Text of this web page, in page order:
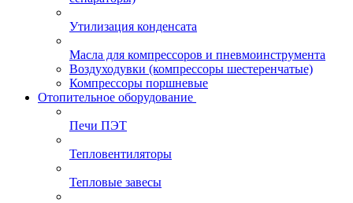
Утилизация конденсата
Масла для компрессоров и пневмоинструмента
Воздуходувки (компрессоры шестеренчатые)
Компрессоры поршневые
Отопительное оборудование
Печи ПЭТ
Тепловентиляторы
Тепловые завесы